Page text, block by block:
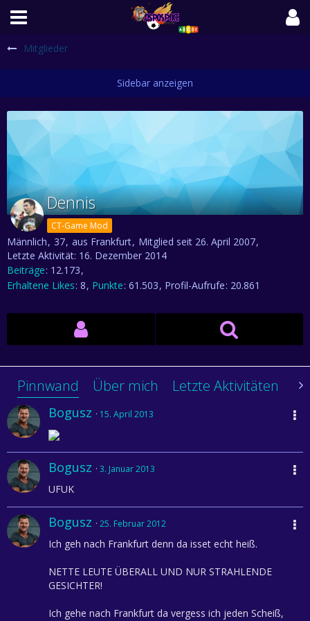
Mitglieder
Dennis
CT-Game Mod
Männlich 37 aus Frankfurt Mitglied seit 26. April 2007
Letzte Aktivität: 16. Dezember 2014
Beiträge 12.173
Erhaltene Likes 8 Punkte 61.503 Profil-Aufrufe 20.861
Pinnwand Über mich Letzte Aktivitäten
Bogusz 15. April 2013
Bogusz 3. Januar 2013
UFUK
Bogusz 25. Februar 2012
Ich geh nach Frankfurt denn da isset echt heiß.
NETTE LEUTE ÜBERALL UND NUR STRAHLENDE
GESICHTER!
Ich gehe nach Frankfurt da vergess ich jeden Scheiß,